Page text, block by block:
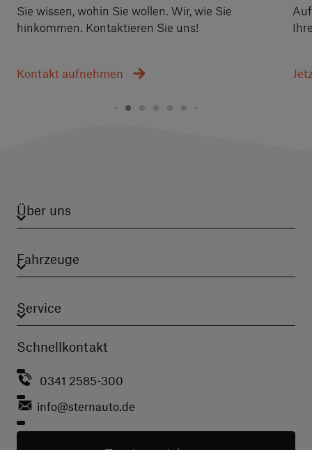
Sie wissen, wohin Sie wollen. Wir, wie Sie
hinkommen. Kontaktieren Sie uns!
Kontakt aufnehmen
Über uns
Fahrzeuge
Service
Schnellkontakt
0341 2585-300
info@sternauto.de